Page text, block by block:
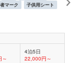
マーク 子供用シート
～
4泊5日
22,000円～